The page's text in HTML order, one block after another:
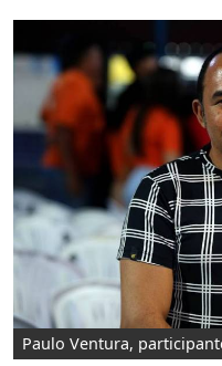
Paulo Ventura,